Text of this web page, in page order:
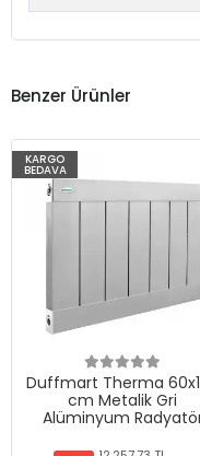
Benzer Ürünler
KARGO
BEDAVA
Duffmart Therma
cm Metalik Gri
Alüminyum